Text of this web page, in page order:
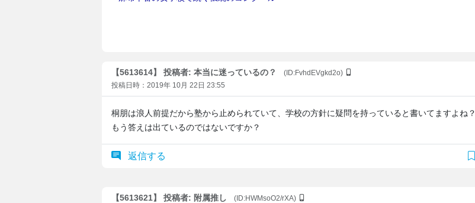
【5613614】 投稿者: 本当に迷っているの？
(ID:FvhdEVgkd2o)
投稿日時：2019年 10月 22日 23:55
桐朋は浪人前提だから塾から止められていて、学校の方針に疑問を持っていると書いてますよね？
もう答えは出ているのではないですか？
返信する
【5613621】 投稿者: 附属推し
(ID:HWMsoO2/rXA)